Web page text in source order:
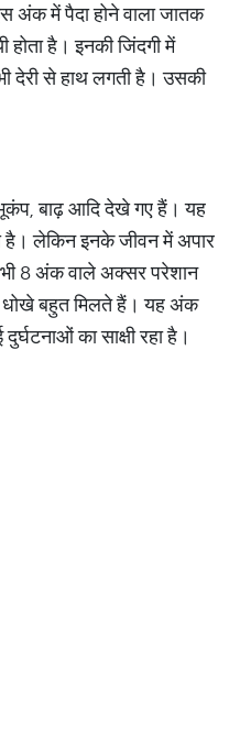
अंक में पैदा होने वाला जातक
है। इनकी जिंदगी में
देरी से हाथ लगती है। उसकी
बाढ़ आदि देखे गए हैं। यह
है। लेकिन इनके जीवन में अपार
8 अंक वाले अक्सर परेशान
बहुत मिलते हैं। यह अंक
का साक्षी रहा है।